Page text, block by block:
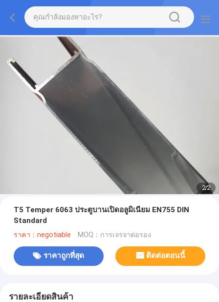
2/2
T5 Temper 6063 ประตูบานเปิดอลูมิเนียม EN755 DIN
Standard
ราคา：negotiable MOQ：การเจรจาต่อรอง
ราคาถูกที่สุด ติดต่อตอนนี้
รายละเอียดสินค้า